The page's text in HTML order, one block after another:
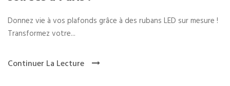
Donnez vie à vos plafonds grâce à des rubans LED sur mesure !
Transformez votre...
Continuer La Lecture